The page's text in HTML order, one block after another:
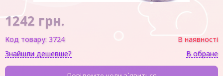
1242 грн.
Код товару: 3724
В наявності
Знайшли дешевше?
В обране